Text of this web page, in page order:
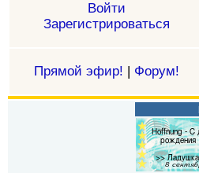
Войти
Зарегистрироваться
Прямой эфир! | Форум!